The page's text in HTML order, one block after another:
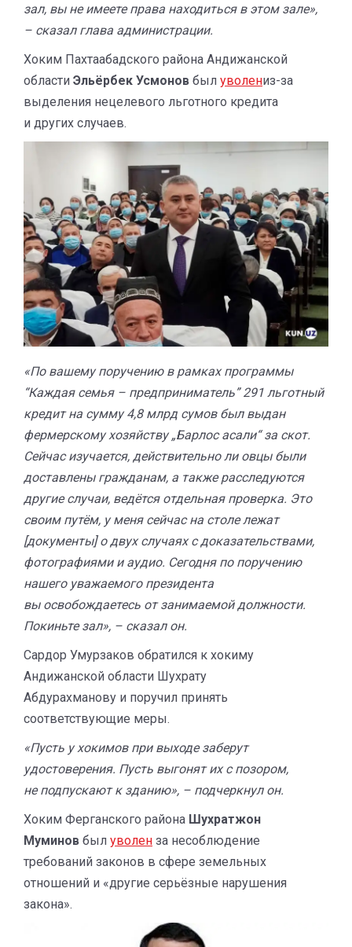
зал, вы не имеете права находиться в этом зале»,
– сказал глава администрации.
Хоким Пахтаабадского района Андижанской
области Эльёрбек Усмонов был уволениз-за
выделения нецелевого льготного кредита
и других случаев.
«По вашему поручению в рамках программы
“Каждая семья – предприниматель” 291 льготный
кредит на сумму 4,8 млрд сумов был выдан
фермерскому хозяйству „Барлос асали“ за скот.
Сейчас изучается, действительно ли овцы были
доставлены гражданам, а также расследуются
другие случаи, ведётся отдельная проверка. Это
своим путём, у меня сейчас на столе лежат
[документы] о двух случаях с доказательствами,
фотографиями и аудио. Сегодня по поручению
нашего уважаемого президента
вы освобождаетесь от занимаемой должности.
Покиньте зал», – сказал он.
Сардор Умурзаков обратился к хокиму
Андижанской области Шухрату
Абдурахманову и поручил принять
соответствующие меры.
«Пусть у хокимов при выходе заберут
удостоверения. Пусть выгонят их с позором,
не подпускают к зданию», – подчеркнул он.
Хоким Ферганского района Шухратжон
Муминов был уволен за несоблюдение
требований законов в сфере земельных
отношений и «другие серьёзные нарушения
закона».